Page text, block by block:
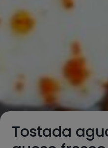
Tostada